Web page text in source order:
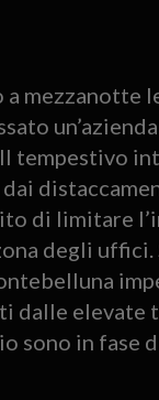
mezzanotte
tempestivo
di limitare
degli
dalle elevate
sono in